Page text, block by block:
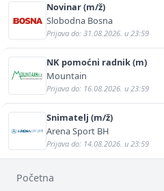
Novinar (m/ž)
Slobodna Bosna
Prijava do: 31.08.2026. u 23:59
NK pomoćni radnik (m)
Mountain
Prijava do: 16.08.2026. u 23:59
Snimatelj (m/ž)
Arena Sport BH
Prijava do: 14.08.2026. u 23:59
Početna